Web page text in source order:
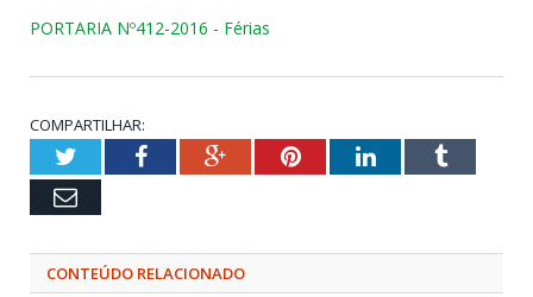
PORTARIA Nº412-2016 - Férias
COMPARTILHAR:
TwitterFacebookGoogle+PinterestLinkedInTumblr
Email
CONTEÚDO RELACIONADO